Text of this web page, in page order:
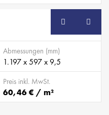
Abmessungen (mm)
1.197 x 597 x 9,5
Preis inkl. MwSt.
60,46 € / m²